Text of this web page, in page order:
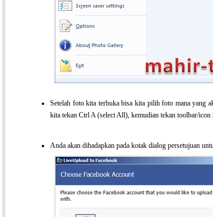
Setelah foto kita terbuka bisa kita pilih foto mana yang
kita tekan Ctrl A (select All), kemudian tekan toolbar/
Anda akan dihadapkan pada kotak dialog persetujuan